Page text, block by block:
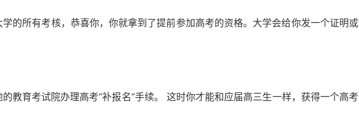
的所有考核，恭喜你，你就拿到了提前参加高考的资格。大学会给你发一个证明或
教育考试院办理高考“补报名”手续。 这时你才能和应届高三生一样，获得一个高考